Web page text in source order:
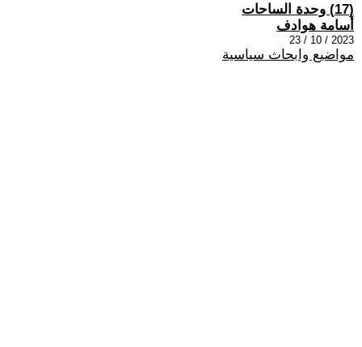
(17) وحدة الساحات
أسامة هوادف
2023 / 10 / 23
مواضيع وابحاث سياسية